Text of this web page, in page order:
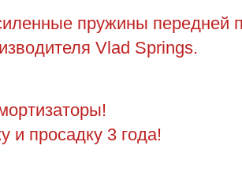
пружины
Vlad Springs.
и просадку 3 года!